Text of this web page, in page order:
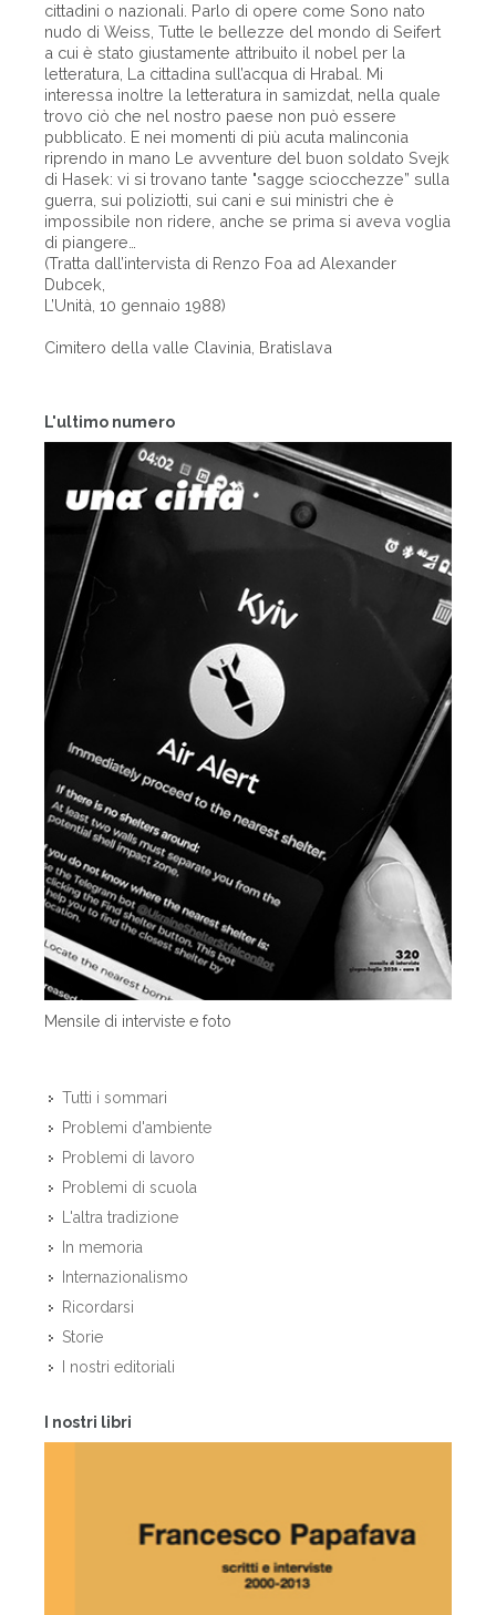
L'ultimo numero
Mensile di interviste e foto
Tutti i sommari
Problemi d'ambiente
Problemi di lavoro
Problemi di scuola
L'altra tradizione
In memoria
Internazionalismo
Ricordarsi
Storie
I nostri editoriali
I nostri libri
cittadini o nazionali. Parlo di opere come Sono nato
nudo di Weiss, Tutte le bellezze del mondo di Seifert
a cui è stato giustamente attribuito il nobel per la
letteratura, La cittadina sull’acqua di Hrabal. Mi
interessa inoltre la letteratura in samizdat, nella quale
trovo ciò che nel nostro paese non può essere
pubblicato. E nei momenti di più acuta malinconia
riprendo in mano Le avventure del buon soldato Svejk
di Hasek: vi si trovano tante "sagge sciocchezze” sulla
guerra, sui poliziotti, sui cani e sui ministri che è
impossibile non ridere, anche se prima si aveva voglia
di piangere…
(Tratta dall’intervista di Renzo Foa ad Alexander
Dubcek,
L’Unità, 10 gennaio 1988)
Cimitero della valle Clavinia, Bratislava